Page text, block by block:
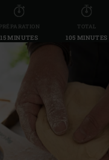
PRÉPARATION
15 MINUTES
TOTAL
105 MINUTES